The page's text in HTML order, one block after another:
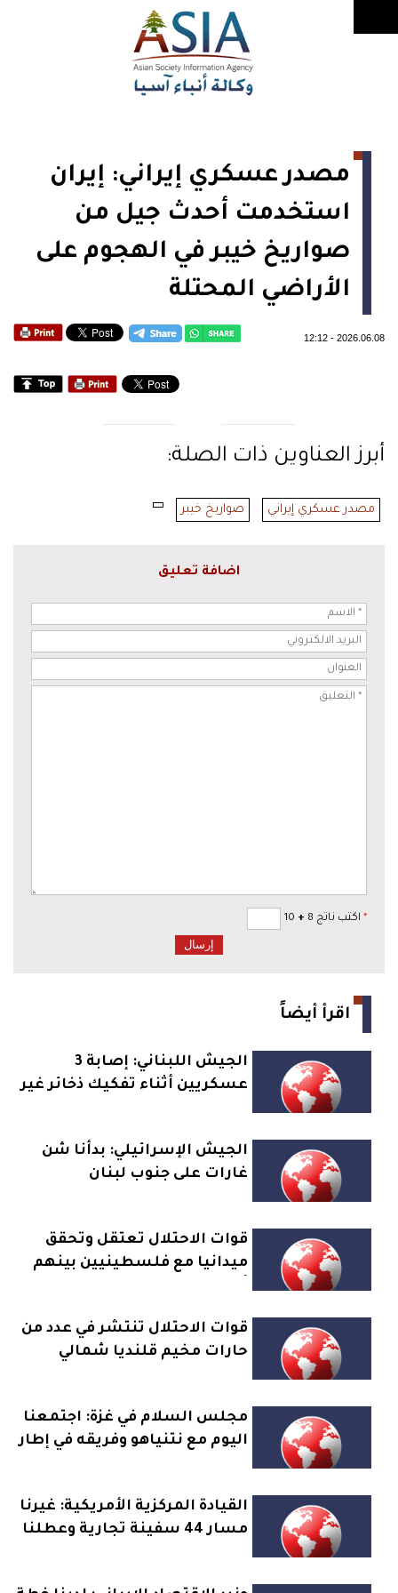
مصدر عسكري إيراني: إيران
استخدمت أحدث جيل من
صواريخ خيبر في الهجوم على
الأراضي المحتلة
2026.06.08
-
12:12
أبرز العناوين ذات الصلة:
مصدر عسكري إيراني صواريخ خيبر
اضافة تعليق
* اكتب ناتج 8 +
اقرأ أيضاً
الجيش اللبناني: إصابة 3
عسكريين أثناء تفكيك ذخائر غير
الجيش الإسرائيلي: بدأنا شن
غارات على جنوب لبنان
قوات الاحتلال تعتقل وتحقق
ميدانيا مع فلسطينيين بينهم
قوات الاحتلال تنتشر في عدد من
حارات مخيم قلنديا شمالي
مجلس السلام في غزة: اجتمعنا
اليوم مع نتنياهو وفريقه في إطار
القيادة المركزية الأمريكية: غيرنا
مسار 44 سفينة تجارية وعطلنا